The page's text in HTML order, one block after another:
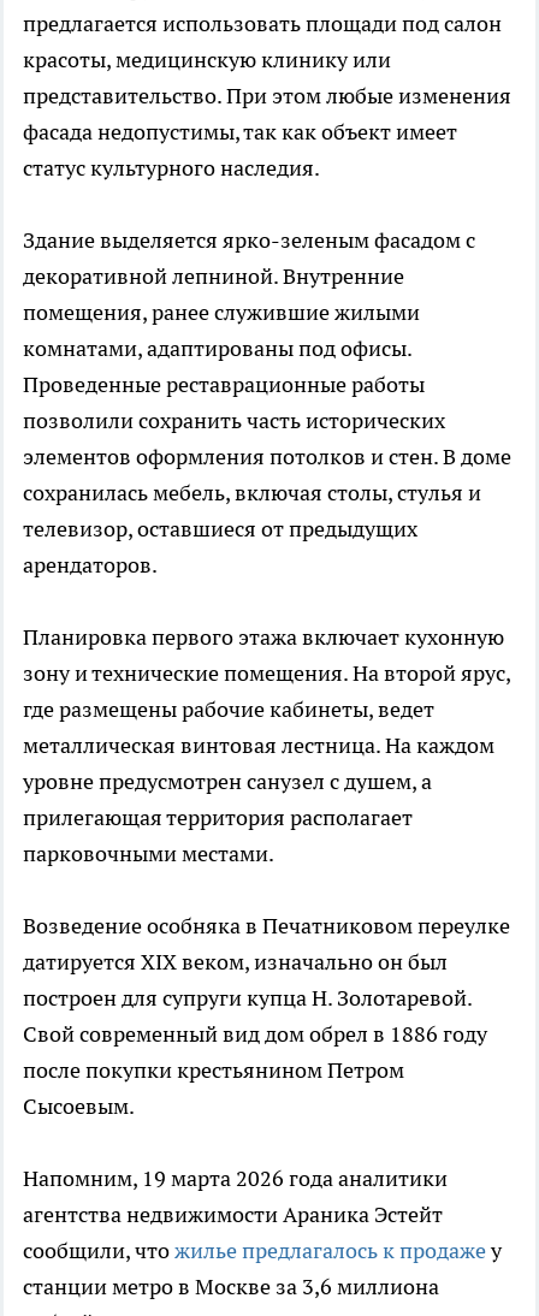
предлагается использовать площади под салон
красоты, медицинскую клинику или
представительство. При этом любые изменения
фасада недопустимы, так как объект имеет
статус культурного наследия.
Здание выделяется ярко-зеленым фасадом с
декоративной лепниной. Внутренние
помещения, ранее служившие жилыми
комнатами, адаптированы под офисы.
Проведенные реставрационные работы
позволили сохранить часть исторических
элементов оформления потолков и стен. В доме
сохранилась мебель, включая столы, стулья и
телевизор, оставшиеся от предыдущих
арендаторов.
Планировка первого этажа включает кухонную
зону и технические помещения. На второй ярус,
где размещены рабочие кабинеты, ведет
металлическая винтовая лестница. На каждом
уровне предусмотрен санузел с душем, а
прилегающая территория располагает
парковочными местами.
Возведение особняка в Печатниковом переулке
датируется XIX веком, изначально он был
построен для супруги купца Н. Золотаревой.
Свой современный вид дом обрел в 1886 году
после покупки крестьянином Петром
Сысоевым.
Напомним, 19 марта 2026 года аналитики
агентства недвижимости Араника Эстейт
сообщили, чтожилье предлагалось к продажеу
станции метро в Москве за 3,6 миллиона